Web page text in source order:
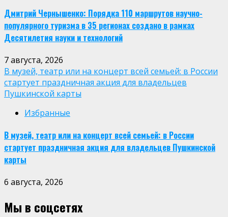
Дмитрий Чернышенко: Порядка 110 маршрутов научно-
популярного туризма в 35 регионах создано в рамках
Десятилетия науки и технологий
7 августа, 2026
В музей, театр или на концерт всей семьей: в России
стартует праздничная акция для владельцев
Пушкинской карты
Избранные
В музей, театр или на концерт всей семьей: в России
стартует праздничная акция для владельцев Пушкинской
карты
6 августа, 2026
Мы в соцсетях